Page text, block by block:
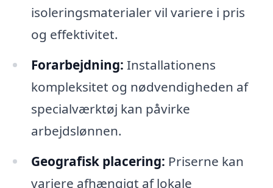
isoleringsmaterialer vil variere i pris
og effektivitet.
Forarbejdning: Installationens
kompleksitet og nødvendigheden af
specialværktøj kan påvirke
arbejdslønnen.
Geografisk placering: Priserne kan
variere afhængigt af lokale